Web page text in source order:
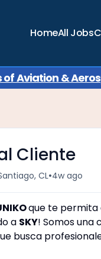
HomeAll Jobs
of Aviation &
Cliente
CL•4w ago
KOque te
a SKY! Somos
busca